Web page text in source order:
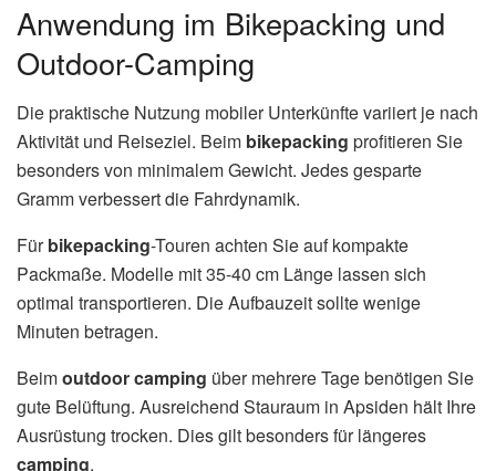
Anwendung im Bikepacking und
Outdoor-Camping
Die praktische Nutzung mobiler Unterkünfte variiert je nach
Aktivität und Reiseziel. Beim bikepacking profitieren Sie
besonders von minimalem Gewicht. Jedes gesparte
Gramm verbessert die Fahrdynamik.
Fürbikepacking-Touren achten Sie auf kompakte
Packmaße. Modelle mit 35-40 cm Länge lassen sich
optimal transportieren. Die Aufbauzeit sollte wenige
Minuten betragen.
Beimoutdoor camping über mehrere Tage benötigen Sie
gute Belüftung. Ausreichend Stauraum in Apsiden hält Ihre
Ausrüstung trocken. Dies gilt besonders für längeres
camping.